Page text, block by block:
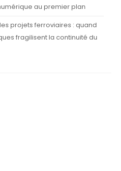
au premier plan
projets ferroviaires : quand
fragilisent la continuité du